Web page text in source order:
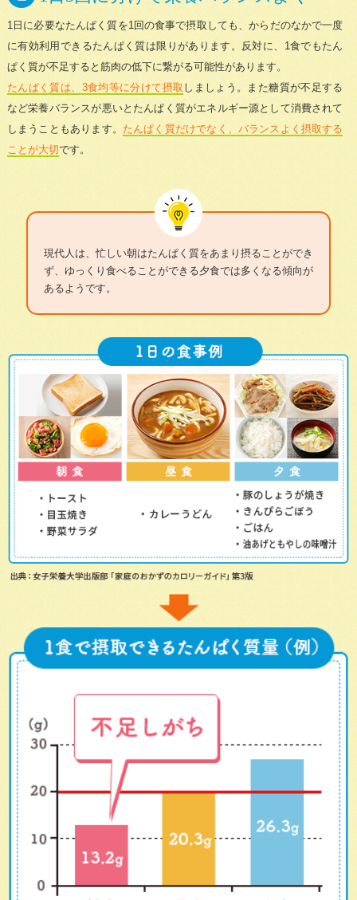
1日に必要なたんぱく質を1回の食事で摂取しても、からだのなかで一度
に有効利用できるたんぱく質は限りがあります。反対に、1食でもたん
ぱく質が不足すると筋肉の低下に繋がる可能性があります。
たんぱく質は、3食均等に分けて摂取 しましょう。また糖質が不足する
など栄養バランスが悪いとたんぱく質がエネルギー源として消費されて
しまうこともあります。 たんぱく質だけでなく、バランスよく摂取する
ことが大切です。
現代人は、忙しい朝はたんぱく質をあまり摂ることができ
ず、ゆっくり食べることができる夕食では多くなる傾向が
あるようです。